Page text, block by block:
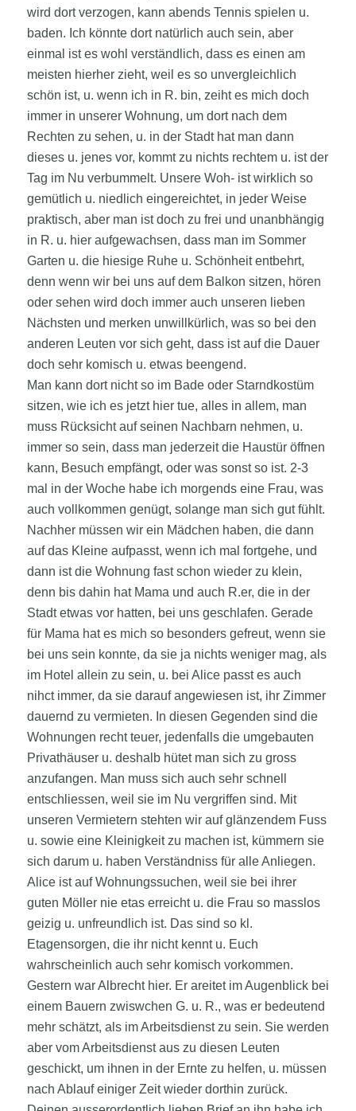
wird dort verzogen, kann abends Tennis spielen u.
baden. Ich könnte dort natürlich auch sein, aber
einmal ist es wohl verständlich, dass es einen am
meisten hierher zieht, weil es so unvergleichlich
schön ist, u. wenn ich in R. bin, zeiht es mich doch
immer in unserer Wohnung, um dort nach dem
Rechten zu sehen, u. in der Stadt hat man dann
dieses u. jenes vor, kommt zu nichts rechtem u. ist der
Tag im Nu verbummelt. Unsere Woh- ist wirklich so
gemütlich u. niedlich eingereichtet, in jeder Weise
praktisch, aber man ist doch zu frei und unanbhängig
in R. u. hier aufgewachsen, dass man im Sommer
Garten u. die hiesige Ruhe u. Schönheit entbehrt,
denn wenn wir bei uns auf dem Balkon sitzen, hören
oder sehen wird doch immer auch unseren lieben
Nächsten und merken unwillkürlich, was so bei den
anderen Leuten vor sich geht, dass ist auf die Dauer
doch sehr komisch u. etwas beengend.
Man kann dort nicht so im Bade oder Starndkostüm
sitzen, wie ich es jetzt hier tue, alles in allem, man
muss Rücksicht auf seinen Nachbarn nehmen, u.
immer so sein, dass man jederzeit die Haustür öffnen
kann, Besuch empfängt, oder was sonst so ist. 2-3
mal in der Woche habe ich morgends eine Frau, was
auch vollkommen genügt, solange man sich gut fühlt.
Nachher müssen wir ein Mädchen haben, die dann
auf das Kleine aufpasst, wenn ich mal fortgehe, und
dann ist die Wohnung fast schon wieder zu klein,
denn bis dahin hat Mama und auch R.er, die in der
Stadt etwas vor hatten, bei uns geschlafen. Gerade
für Mama hat es mich so besonders gefreut, wenn sie
bei uns sein konnte, da sie ja nichts weniger mag, als
im Hotel allein zu sein, u. bei Alice passt es auch
nihct immer, da sie darauf angewiesen ist, ihr Zimmer
dauernd zu vermieten. In diesen Gegenden sind die
Wohnungen recht teuer, jedenfalls die umgebauten
Privathäuser u. deshalb hütet man sich zu gross
anzufangen. Man muss sich auch sehr schnell
entschliessen, weil sie im Nu vergriffen sind. Mit
unseren Vermietern stehten wir auf glänzendem Fuss
u. sowie eine Kleinigkeit zu machen ist, kümmern sie
sich darum u. haben Verständniss für alle Anliegen.
Alice ist auf Wohnungssuchen, weil sie bei ihrer
guten Möller nie etas erreicht u. die Frau so masslos
geizig u. unfreundlich ist. Das sind so kl.
Etagensorgen, die ihr nicht kennt u. Euch
wahrscheinlich auch sehr komisch vorkommen.
Gestern war Albrecht hier. Er areitet im Augenblick bei
einem Bauern zwiswchen G. u. R., was er bedeutend
mehr schätzt, als im Arbeitsdienst zu sein. Sie werden
aber vom Arbeitsdienst aus zu diesen Leuten
geschickt, um ihnen in der Ernte zu helfen, u. müssen
nach Ablauf einiger Zeit wieder dorthin zurück.